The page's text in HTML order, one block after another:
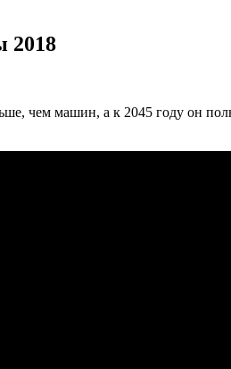
2018
чем машин, а к 2045 году он